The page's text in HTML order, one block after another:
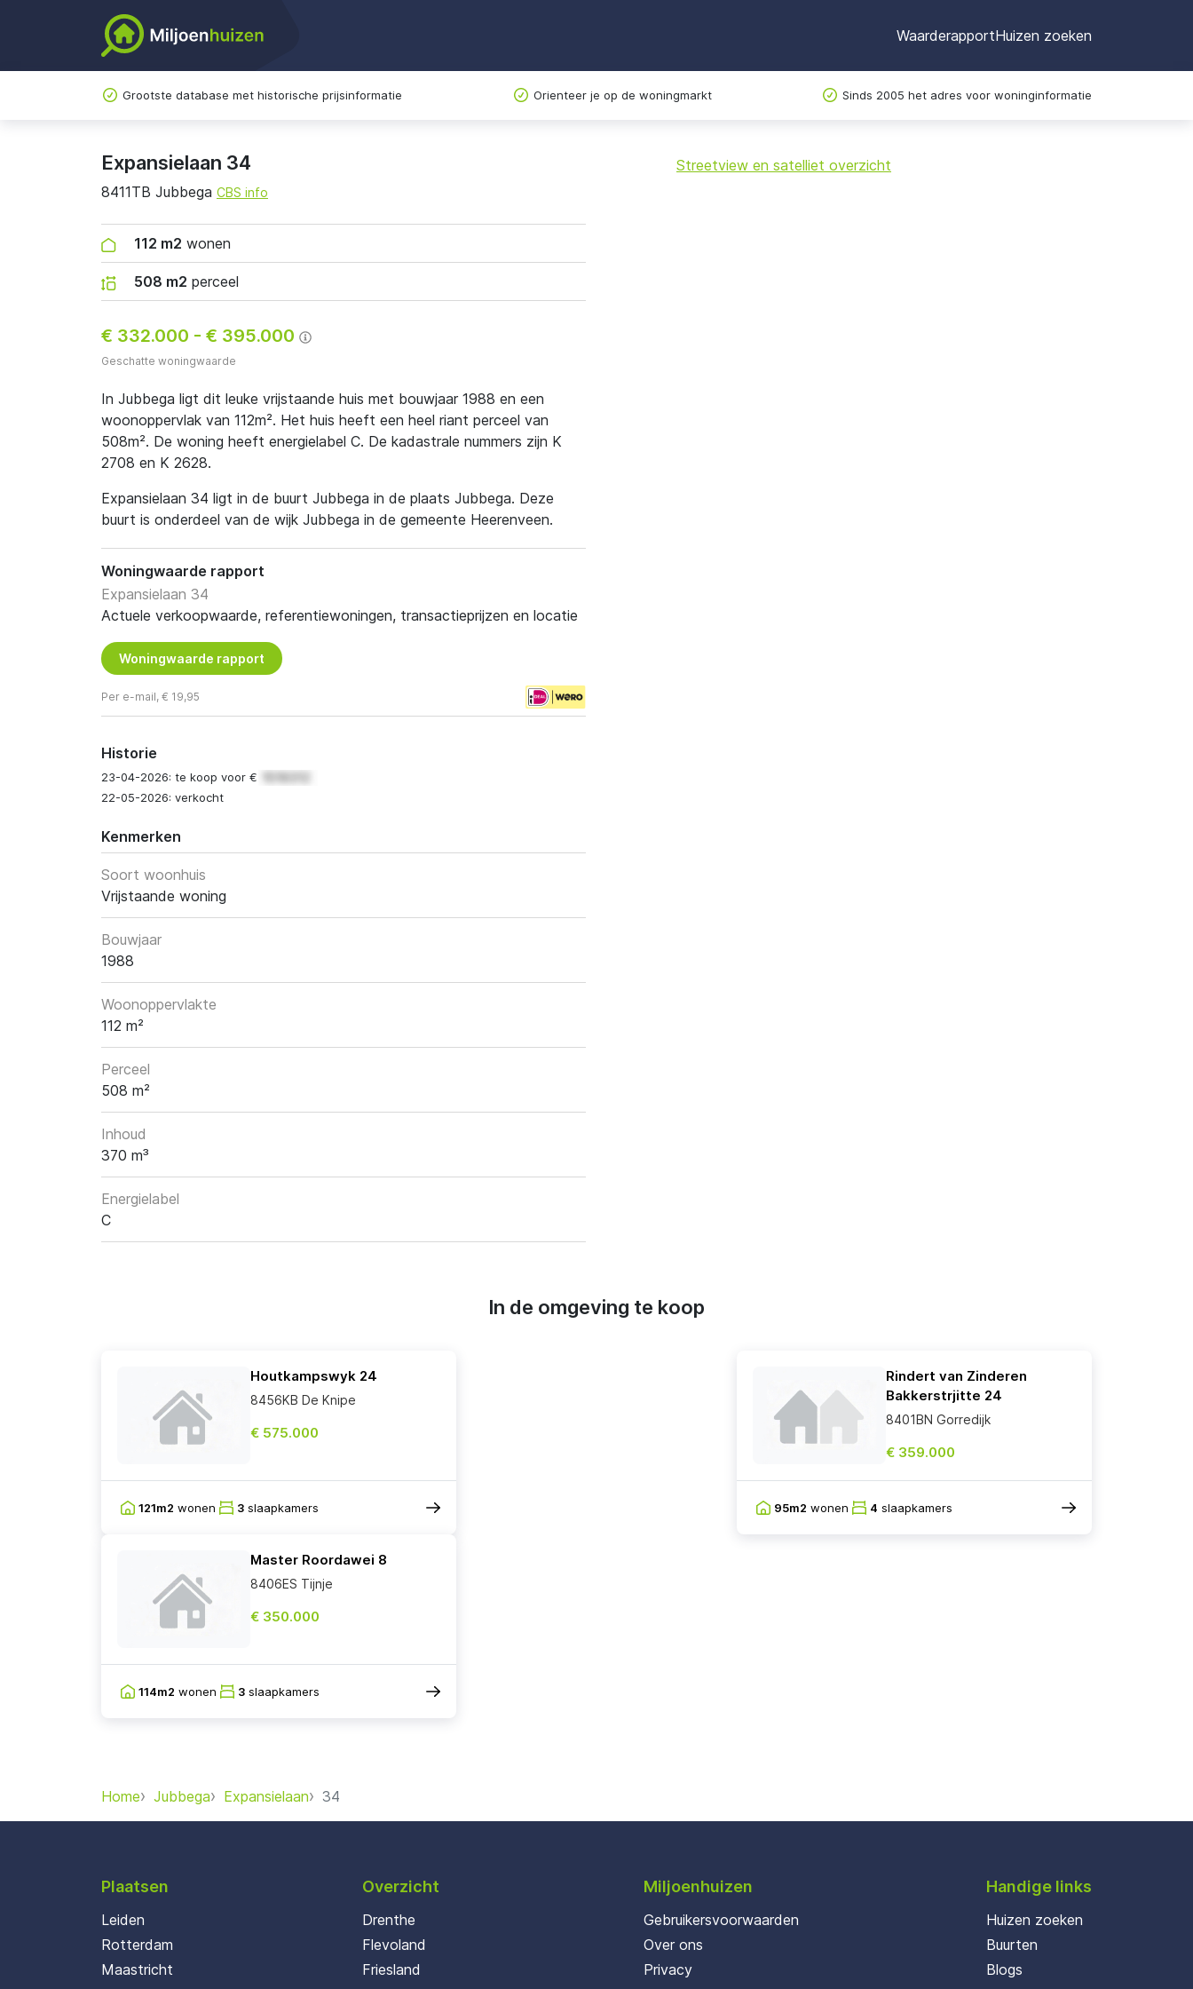
WaarderapportHuizen zoeken
Grootste database met historische prijsinformatie Orienteer je op de woningmarkt Sinds 2005 het adres voor woninginformatie
Expansielaan 34
8411TB Jubbega CBS info
112 m2 wonen
508 m2 perceel
€ 332.000 - € 395.000
Geschatte woningwaarde
In Jubbega ligt dit leuke vrijstaande huis met bouwjaar 1988 en een
woonoppervlak van 112m². Het huis heeft een heel riant perceel van
508m². De woning heeft energielabel C. De kadastrale nummers zijn K
2708 en K 2628.
Expansielaan 34 ligt in de buurt Jubbega in de plaats Jubbega. Deze
buurt is onderdeel van de wijk Jubbega in de gemeente Heerenveen.
Woningwaarde rapport
Expansielaan 34
Actuele verkoopwaarde, referentiewoningen, transactieprijzen en locatie
Woningwaarde rapport
Per e-mail, € 19,95
Historie
23-04-2026: te koop voor €
22-05-2026: verkocht
Kenmerken
Soort woonhuis
Vrijstaande woning
Bouwjaar
1988
Woonoppervlakte
112 m²
Perceel
508 m²
Inhoud
370 m³
Energielabel
C
+
Streetview en satelliet overzicht
In de omgeving te koop
Houtkampswyk 24
8456KB De Knipe
€ 575.000
121m2 wonen 3 slaapkamers
Rindert van Zinderen
Bakkerstrjitte 24
8401BN Gorredijk
€ 359.000
95m2 wonen 4 slaapkamers
Master Roordawei 8
8406ES Tijnje
€ 350.000
114m2 wonen 3 slaapkamers
Home Jubbega Expansielaan 34
Plaatsen
Leiden
Rotterdam
Maastricht
Overzicht
Drenthe
Flevoland
Friesland
Miljoenhuizen
Gebruikersvoorwaarden
Over ons
Privacy
Handige links
Huizen zoeken
Buurten
Blogs